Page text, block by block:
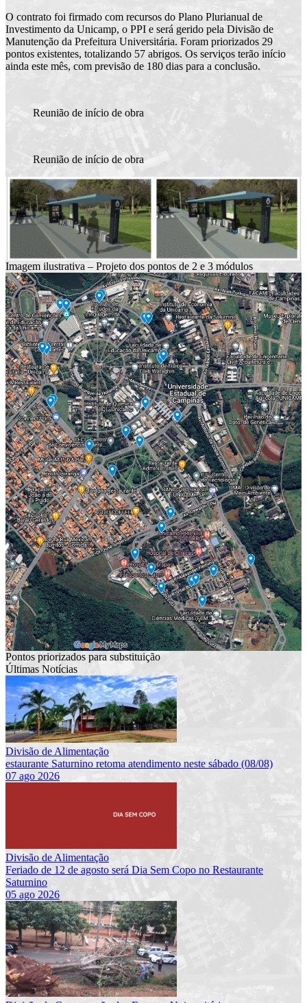
O contrato foi firmado com recursos do Plano Plurianual de
Investimento da Unicamp, o PPI e será gerido pela Divisão de
Manutenção da Prefeitura Universitária. Foram priorizados 29
pontos existentes, totalizando 57 abrigos. Os serviços terão início
ainda este mês, com previsão de 180 dias para a conclusão.
Reunião de início de obra
Reunião de início de obra
Imagem ilustrativa – Projeto dos pontos de 2 e 3 módulos
Pontos priorizados para substituição
Últimas Notícias
Divisão de Alimentação
estaurante Saturnino retoma atendimento neste sábado (08/08)
07 ago 2026
Divisão de Alimentação
Feriado de 12 de agosto será Dia Sem Copo no Restaurante
Saturnino
05 ago 2026